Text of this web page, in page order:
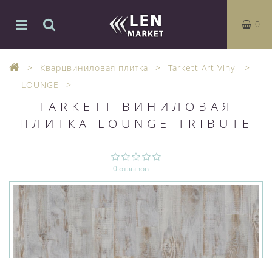
0
Кварцвиниловая плитка
Tarkett Art Vinyl
LOUNGE
TARKETT ВИНИЛОВАЯ
ПЛИТКА LOUNGE TRIBUTE
0 отзывов